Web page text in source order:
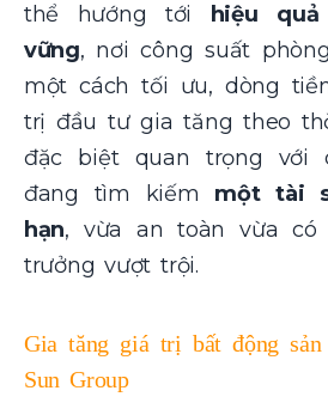
thể hướng tới hiệu
vững, nơi công suất
một cách tối ưu, dòng
trị đầu tư gia tăng theo
đặc biệt quan trọng với
đang tìm kiếm một tài
hạn, vừa an toàn vừa có
trưởng vượt trội.
Gia tăng giá trị bất động
Sun Group